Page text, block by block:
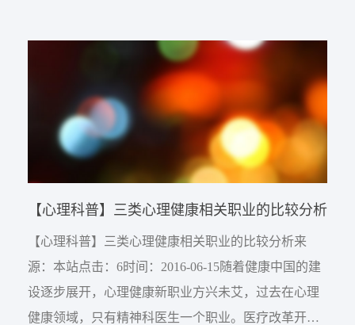
件至个人电脑。4.直接...
【心理科普】三类心理健康相关职业的比较分析
【心理科普】三类心理健康相关职业的比较分析来
源：本站点击：6时间：2016-06-15随着健康中国的建
设逐步展开，心理健康新职业方兴未艾，过去在心理
健康领域，只有精神科医生一个职业。医疗改革开放